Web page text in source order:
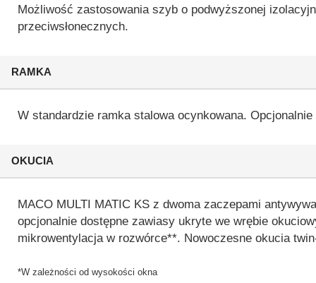
OKUCIA
RAMKA
MACO MULTI MATIC KS z dwoma zaczepami
opcjonalnie dostępne zawiasy ukryte we wrębie
mikrowentylacja w rozwórce**. Nowoczesne okucia
*W zależności od wysokości okna
W standardzie ramka stalowa ocynkowana.
Możliwość zastosowania szyb o podwyższonej
przeciwsłonecznych.